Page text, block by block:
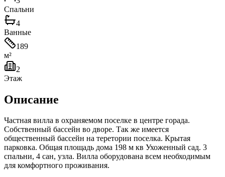
Спальни
4
Ванные
189
м²
2
Этаж
Описание
Частная вилла в охраняемом поселке в центре горада.
Собственный бассейн во дворе. Так же имеется
общественный бассейн на теретории поселка. Крытая
парковка. Общая площадь дома 198 м кв Ухоженный сад. 3
спальни, 4 сан, узла. Вилла оборудована всем необходимым
для комфортного проживания.